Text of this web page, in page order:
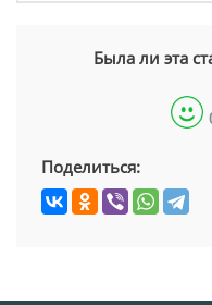
Была ли эта
Поделиться: